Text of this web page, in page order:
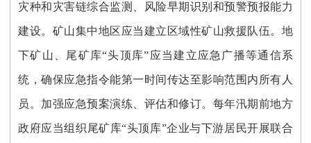
灾种和灾害链综合监测、风险早期识别和预警预报能力
建设。矿山集中地区应当建立区域性矿山救援队伍。地
下矿山、尾矿库“头顶库”应当建立应急广播等通信系
统，确保应急指令能第一时间传达至影响范围内所有人
员。加强应急预案演练、评估和修订。每年汛期前地方
政府应当组织尾矿库“头顶库”企业与下游居民开展联合